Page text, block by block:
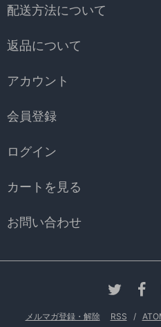
配送方法について
返品について
アカウント
会員登録
ログイン
カートを見る
お問い合わせ
メルマガ登録・解除 RSS /